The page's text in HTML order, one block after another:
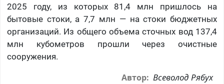
2025 году, из которых 81,4 млн пришлось на
бытовые стоки, а 7,7 млн — на стоки бюджетных
организаций. Из общего объема сточных вод 137,4
млн кубометров прошли через очистные
сооружения.
Автор: Всеволод Рябух